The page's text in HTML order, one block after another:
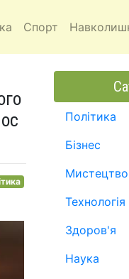
Спорт
Політика
Бізнес
Технологія
Здоров'я
Наука